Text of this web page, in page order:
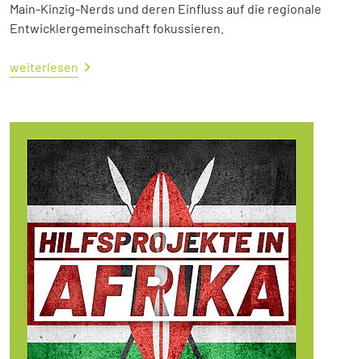
Main-Kinzig-Nerds und deren Einfluss auf die regionale
Entwicklergemeinschaft fokussieren.
weiterlesen